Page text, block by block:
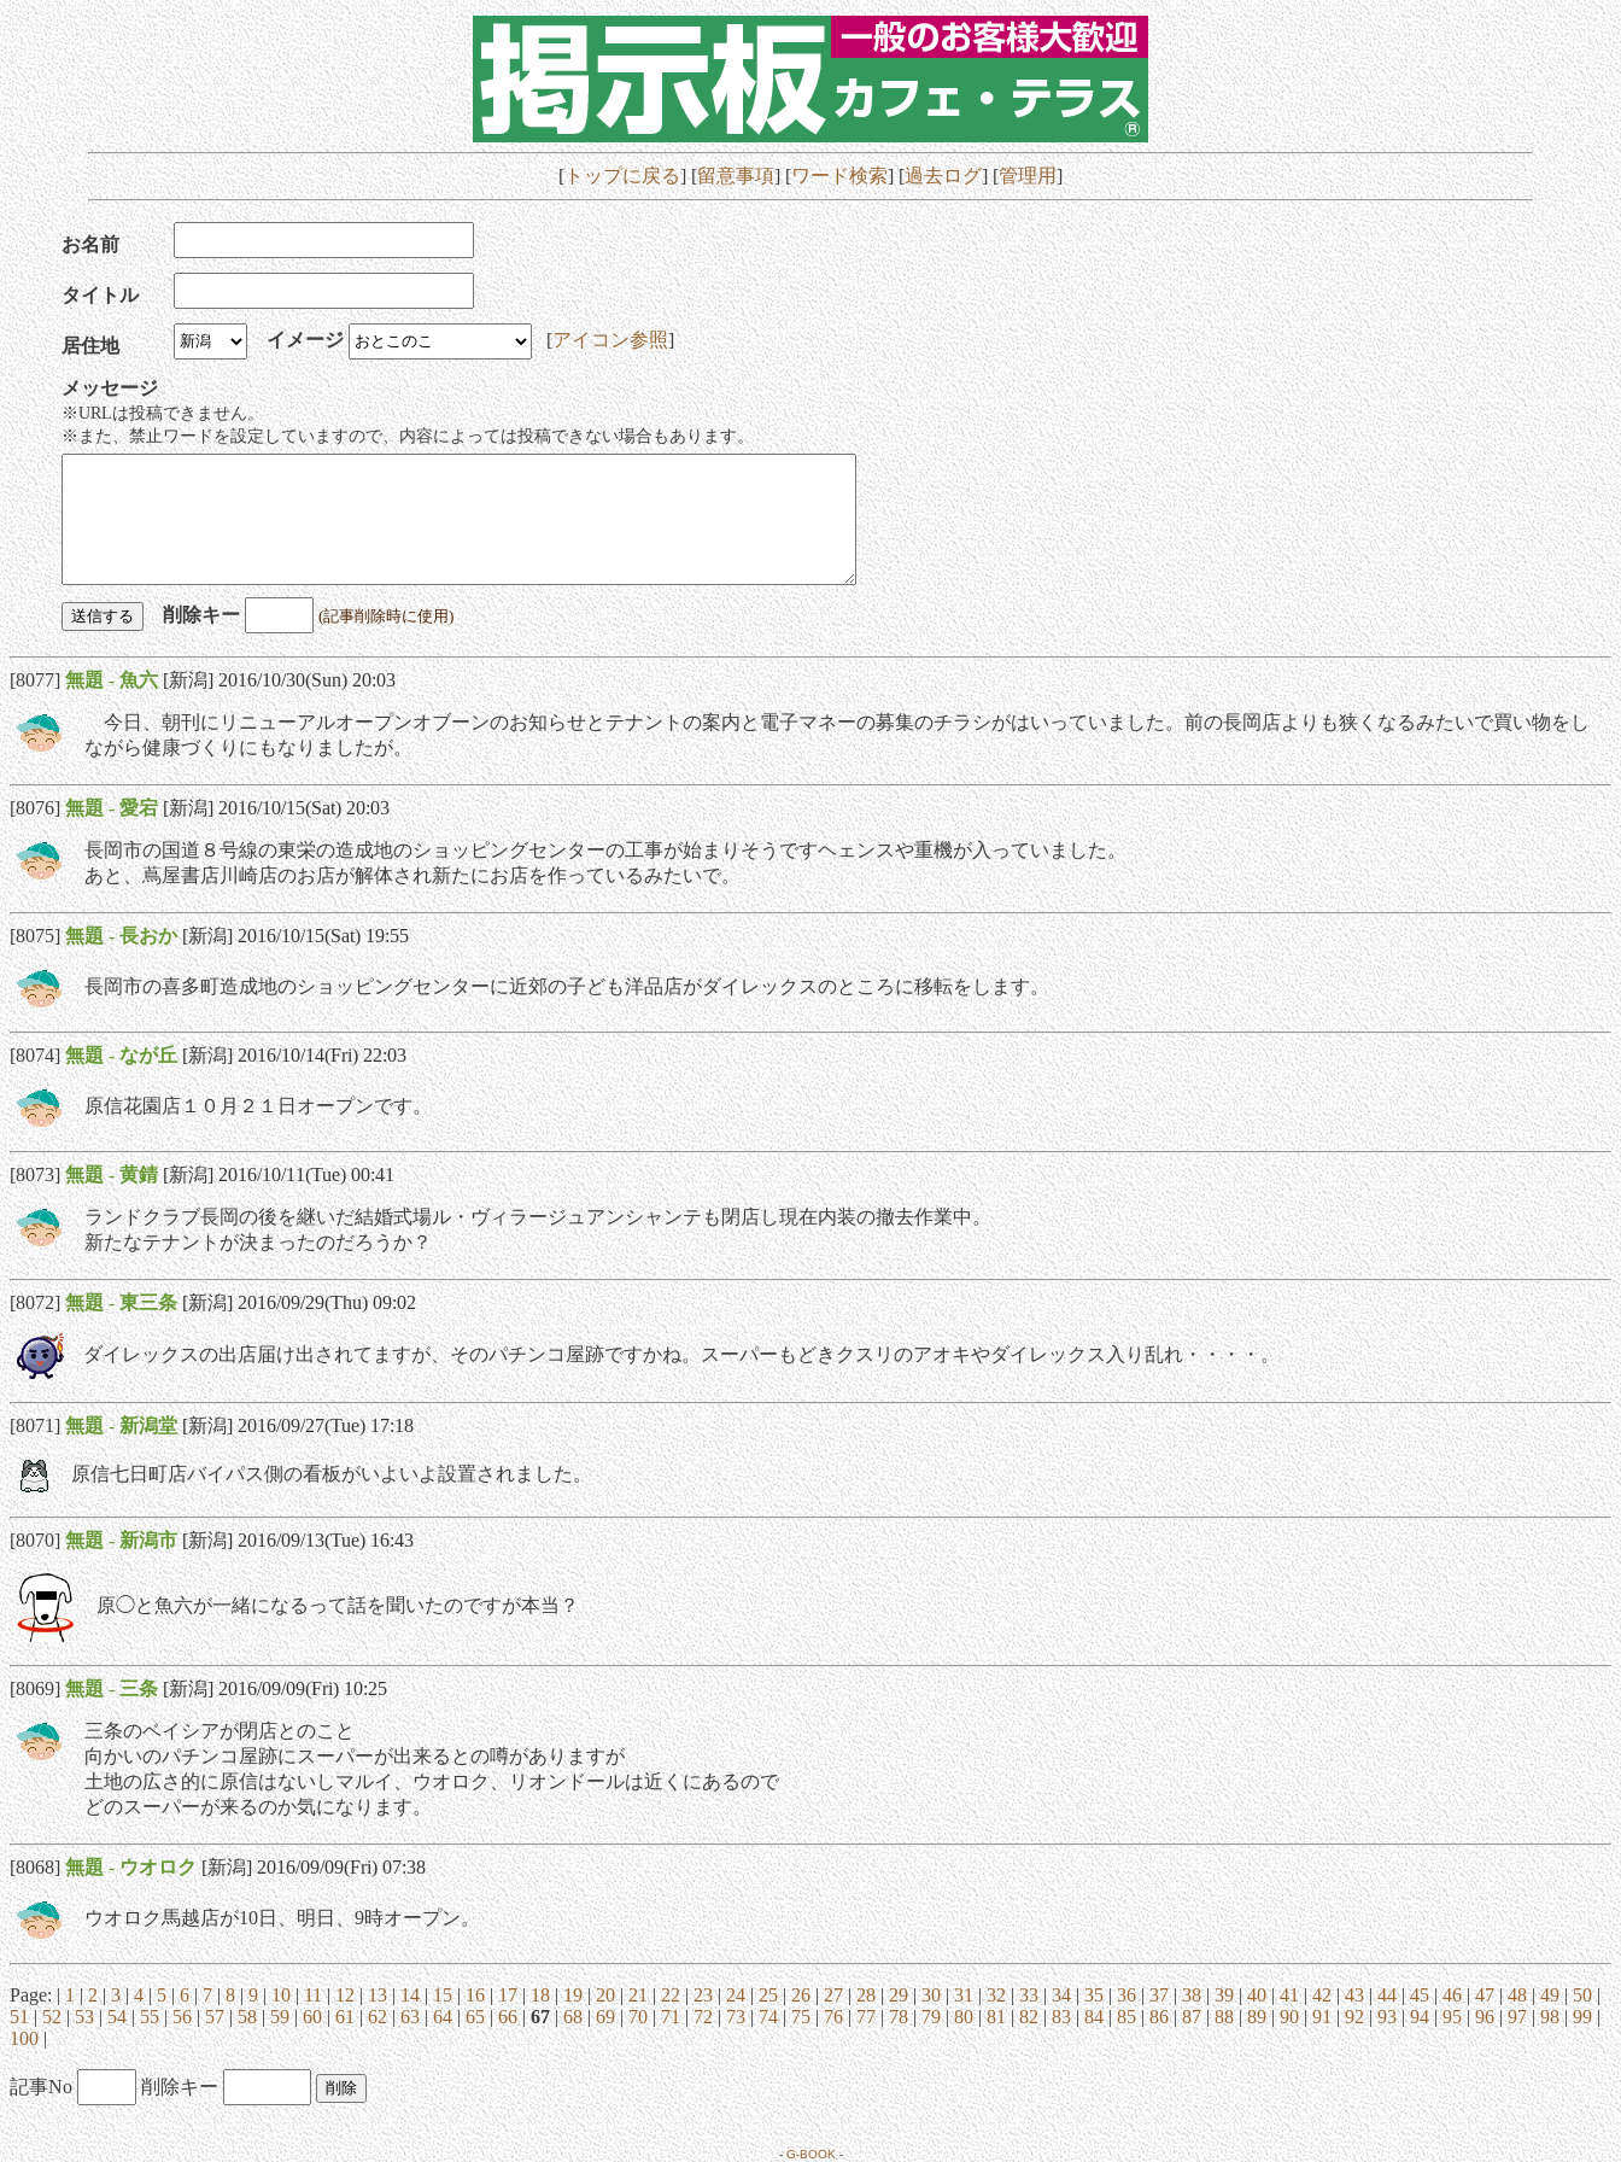
[トップに戻る] [留意事項] [ワード検索][過去ログ][管理用]
お名前
タイトル
居住地 イメージ [アイコン参照]
メッセージ
※URLは投稿できません。
※また、禁止ワードを設定していますので、内容によっては投稿できない場合もあります。
削除キー (記事削除時に使用)
[8077]無題-魚六 [新潟] 2016/10/30(Sun) 20:03
今日、朝刊にリニューアルオープンオブーンのお知らせとテナントの案内と電子マネーの募集のチラシがはいっていました。前の長岡店よりも狭くなるみたいで買い物をし
ながら健康づくりにもなりましたが。
[8076]無題-愛宕 [新潟] 2016/10/15(Sat) 20:03
長岡市の国道８号線の東栄の造成地のショッピングセンターの工事が始まりそうですヘェンスや重機が入っていました。
あと、蔦屋書店川崎店のお店が解体され新たにお店を作っているみたいで。
[8075]無題-長おか [新潟] 2016/10/15(Sat) 19:55
長岡市の喜多町造成地のショッピングセンターに近郊の子ども洋品店がダイレックスのところに移転をします。
[8074]無題-なが丘 [新潟] 2016/10/14(Fri) 22:03
原信花園店１０月２１日オープンです。
[8073]無題-黄錆 [新潟] 2016/10/11(Tue) 00:41
ランドクラブ長岡の後を継いだ結婚式場ル・ヴィラージュアンシャンテも閉店し現在内装の撤去作業中。
新たなテナントが決まったのだろうか？
[8072]無題-東三条 [新潟] 2016/09/29(Thu) 09:02
ダイレックスの出店届け出されてますが、そのパチンコ屋跡ですかね。スーパーもどきクスリのアオキやダイレックス入り乱れ・・・・。
[8071]無題-新潟堂 [新潟] 2016/09/27(Tue) 17:18
原信七日町店バイパス側の看板がいよいよ設置されました。
[8070]無題-新潟市 [新潟] 2016/09/13(Tue) 16:43
原◯と魚六が一緒になるって話を聞いたのですが本当？
[8069]無題-三条 [新潟] 2016/09/09(Fri) 10:25
三条のベイシアが閉店とのこと
向かいのパチンコ屋跡にスーパーが出来るとの噂がありますが
土地の広さ的に原信はないしマルイ、ウオロク、リオンドールは近くにあるので
どのスーパーが来るのか気になります。
[8068]無題-ウオロク [新潟] 2016/09/09(Fri) 07:38
ウオロク馬越店が10日、明日、9時オープン。
Page: |1|2|3|4|5|6|7|8|9|10|11|12|13|14|15|16|17|18|19|20|21|22|23|24|25|26|27|28|29|30|31|32|33|34|35|36|37|38|39|40|41|42|43|44|45|46|47|48|49|50|
51|52|53|54|55|56|57|58|59|60|61|62|63|64|65|66|67|68|69|70|71|72|73|74|75|76|77|78|79|80|81|82|83|84|85|86|87|88|89|90|91|92|93|94|95|96|97|98|99|
100|
記事No 削除キー
-G-BOOK-